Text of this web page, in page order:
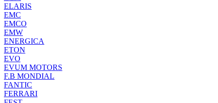
ELARIS
EMC
EMCO
EMW
ENERGICA
ETON
EVO
EVUM MOTORS
F.B MONDIAL
FANTIC
FERRARI